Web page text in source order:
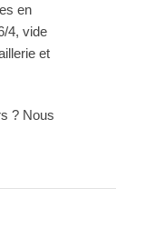
en
4, vide
et
? Nous